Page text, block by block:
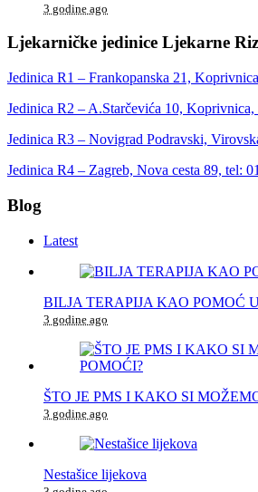
3 godine ago
Ljekarničke jedinice Ljekarne
Jedinica R1 – Frankopanska 21,
Jedinica R2 – A.Starčevića 10,
Jedinica R3 – Novigrad Podravski,
Jedinica R4 – Zagreb, Nova cesta 89, tel:
Blog
Latest
BILJA TERAPIJA KAO POMOĆ
3 godine ago
ŠTO JE PMS I KAKO SI
3 godine ago
Nestašice lijekova